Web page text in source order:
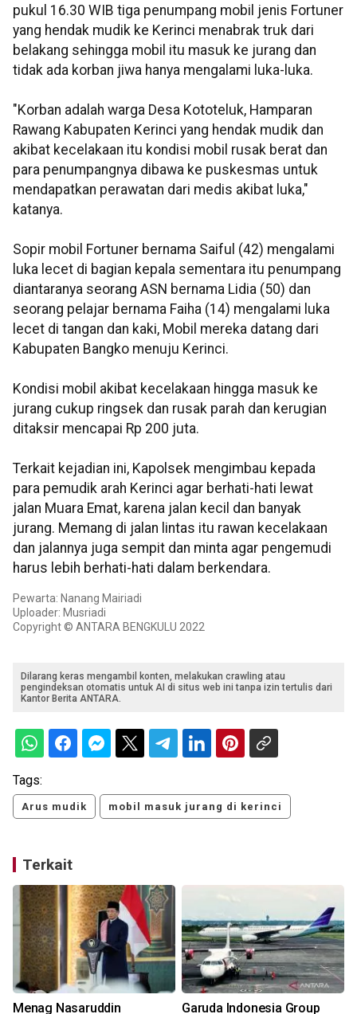
pukul 16.30 WIB tiga penumpang mobil jenis Fortuner
yang hendak mudik ke Kerinci menabrak truk dari
belakang sehingga mobil itu masuk ke jurang dan
tidak ada korban jiwa hanya mengalami luka-luka.
"Korban adalah warga Desa Kototeluk, Hamparan
Rawang Kabupaten Kerinci yang hendak mudik dan
akibat kecelakaan itu kondisi mobil rusak berat dan
para penumpangnya dibawa ke puskesmas untuk
mendapatkan perawatan dari medis akibat luka,"
katanya.
Sopir mobil Fortuner bernama Saiful (42) mengalami
luka lecet di bagian kepala sementara itu penumpang
diantaranya seorang ASN bernama Lidia (50) dan
seorang pelajar bernama Faiha (14) mengalami luka
lecet di tangan dan kaki, Mobil mereka datang dari
Kabupaten Bangko menuju Kerinci.
Kondisi mobil akibat kecelakaan hingga masuk ke
jurang cukup ringsek dan rusak parah dan kerugian
ditaksir mencapai Rp 200 juta.
Terkait kejadian ini, Kapolsek mengimbau kepada
para pemudik arah Kerinci agar berhati-hati lewat
jalan Muara Emat, karena jalan kecil dan banyak
jurang. Memang di jalan lintas itu rawan kecelakaan
dan jalannya juga sempit dan minta agar pengemudi
harus lebih berhati-hati dalam berkendara.
Pewarta: Nanang Mairiadi
Uploader: Musriadi
Copyright © ANTARA BENGKULU 2022
Dilarang keras mengambil konten, melakukan crawling atau
pengindeksan otomatis untuk AI di situs web ini tanpa izin tertulis dari
Kantor Berita ANTARA.
Tags:
Arus mudik mobil masuk jurang di kerinci
Terkait
Menag Nasaruddin Garuda Indonesia Group